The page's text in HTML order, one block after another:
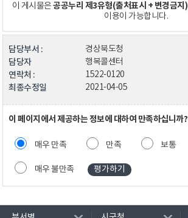
이 게시물은공공누리 제3유형(출처표시 + 변경금지)
이용이 가능합니다.
담당부서 : 경상북도청
담당자 행복콜센터
연락처 : 1522-0120
최종수정일 2021-04-05
이 페이지에서 제공하는 정보에 대하여 만족하십니까?
매우 만족 만족 보통
매우 불만족